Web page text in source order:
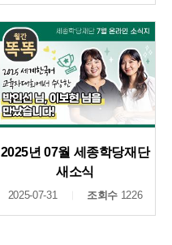
2025년 07월 세종학당재단
새소식
2025-07-31 조회수 1226